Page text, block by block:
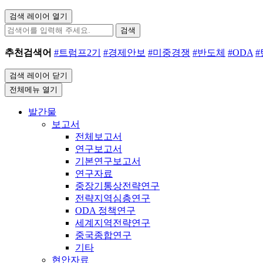
검색 레이어 열기
검색
추천검색어 #트럼프2기 #경제안보 #미중경쟁 #반도체 #ODA #
검색 레이어 닫기
전체메뉴 열기
발간물
보고서
전체보고서
연구보고서
기본연구보고서
연구자료
중장기통상전략연구
전략지역심층연구
ODA 정책연구
세계지역전략연구
중국종합연구
기타
현안자료